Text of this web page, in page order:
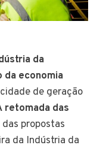
da
da economia
de geração
retomada das
das propostas
da Indústria da